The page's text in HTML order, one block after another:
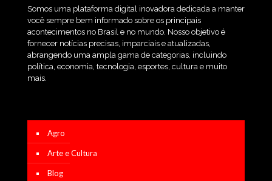
Somos uma plataforma digital inovadora dedicada a manter
você sempre bem informado sobre os principais
acontecimentos no Brasil e no mundo. Nosso objetivo é
fornecer notícias precisas, imparciais e atualizadas,
abrangendo uma ampla gama de categorias, incluindo
política, economia, tecnologia, esportes, cultura e muito
mais.
Agro
Arte e Cultura
Blog